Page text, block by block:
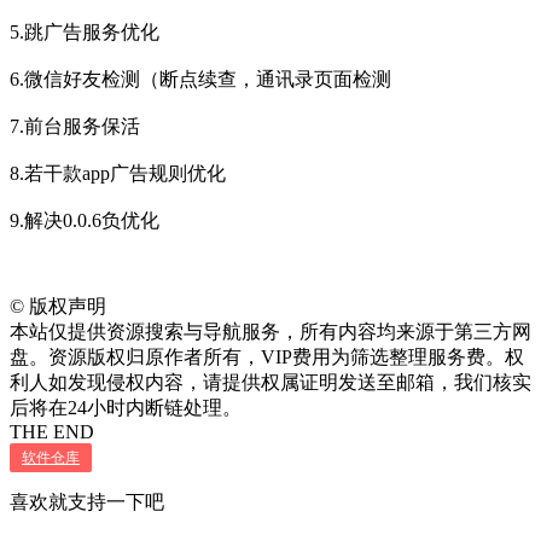
5.跳广告服务优化
6.微信好友检测（断点续查，通讯录页面检测
7.前台服务保活
8.若干款app广告规则优化
9.解决0.0.6负优化
© 版权声明
本站仅提供资源搜索与导航服务，所有内容均来源于第三方网
盘。资源版权归原作者所有，VIP费用为筛选整理服务费。权
利人如发现侵权内容，请提供权属证明发送至邮箱，我们核实
后将在24小时内断链处理。
THE END
软件仓库
喜欢就支持一下吧